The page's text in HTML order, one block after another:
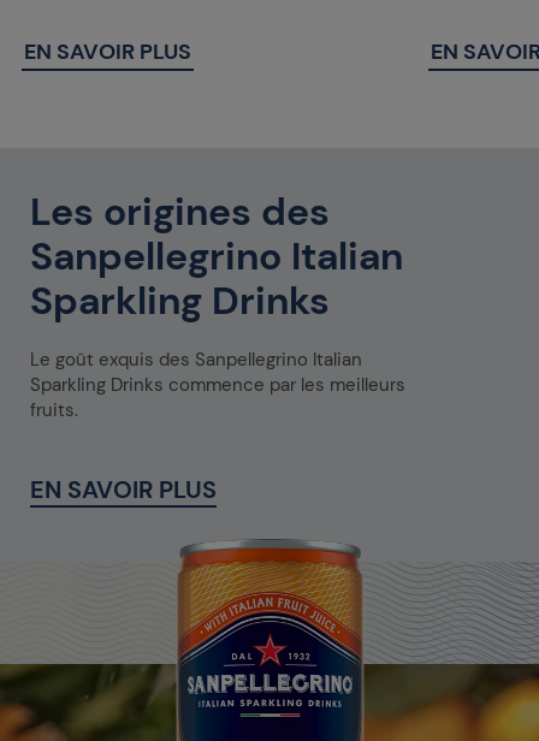
EN SAVOIR PLUS EN
Les origines des
Sanpellegrino Italian
Sparkling Drinks
Le goût exquis des Sanpellegrino Italian
Sparkling Drinks commence par les meilleurs
fruits.
EN SAVOIR PLUS